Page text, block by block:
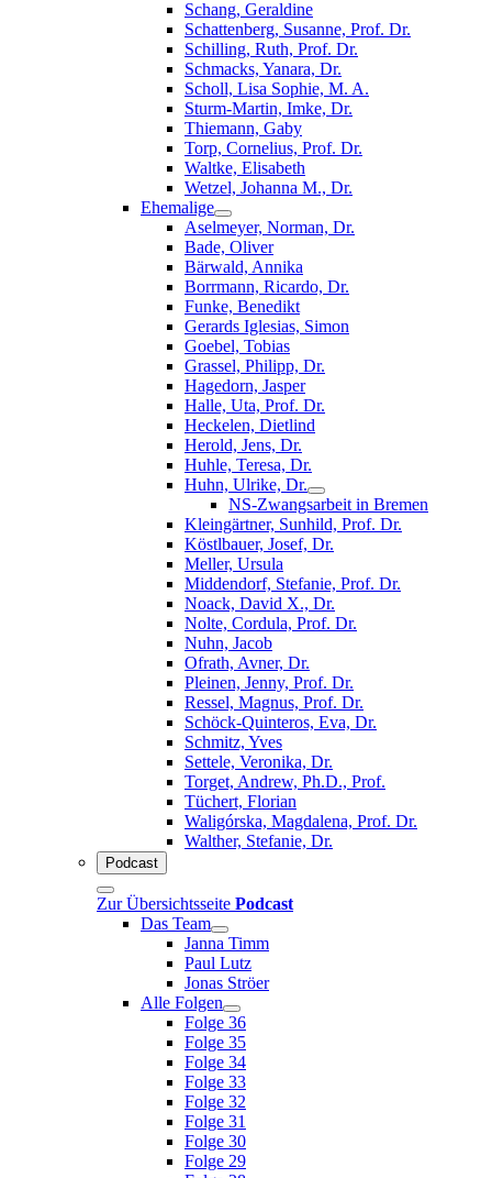
Schang, Geraldine
Schattenberg, Susanne, Prof. Dr.
Schilling, Ruth, Prof. Dr.
Schmacks, Yanara, Dr.
Scholl, Lisa Sophie, M. A.
Sturm-Martin, Imke, Dr.
Thiemann, Gaby
Torp, Cornelius, Prof. Dr.
Waltke, Elisabeth
Wetzel, Johanna M., Dr.
Ehemalige
Aselmeyer, Norman, Dr.
Bade, Oliver
Bärwald, Annika
Borrmann, Ricardo, Dr.
Funke, Benedikt
Gerards Iglesias, Simon
Goebel, Tobias
Grassel, Philipp, Dr.
Hagedorn, Jasper
Halle, Uta, Prof. Dr.
Heckelen, Dietlind
Herold, Jens, Dr.
Huhle, Teresa, Dr.
Huhn, Ulrike, Dr.
NS-Zwangsarbeit in Bremen
Kleingärtner, Sunhild, Prof. Dr.
Köstlbauer, Josef, Dr.
Meller, Ursula
Middendorf, Stefanie, Prof. Dr.
Noack, David X., Dr.
Nolte, Cordula, Prof. Dr.
Nuhn, Jacob
Ofrath, Avner, Dr.
Pleinen, Jenny, Prof. Dr.
Ressel, Magnus, Prof. Dr.
Schöck-Quinteros, Eva, Dr.
Schmitz, Yves
Settele, Veronika, Dr.
Torget, Andrew, Ph.D., Prof.
Tüchert, Florian
Waligórska, Magdalena, Prof. Dr.
Walther, Stefanie, Dr.
Podcast
Zur Übersichtsseite Podcast
Das Team
Janna Timm
Paul Lutz
Jonas Ströer
Alle Folgen
Folge 36
Folge 35
Folge 34
Folge 33
Folge 32
Folge 31
Folge 30
Folge 29